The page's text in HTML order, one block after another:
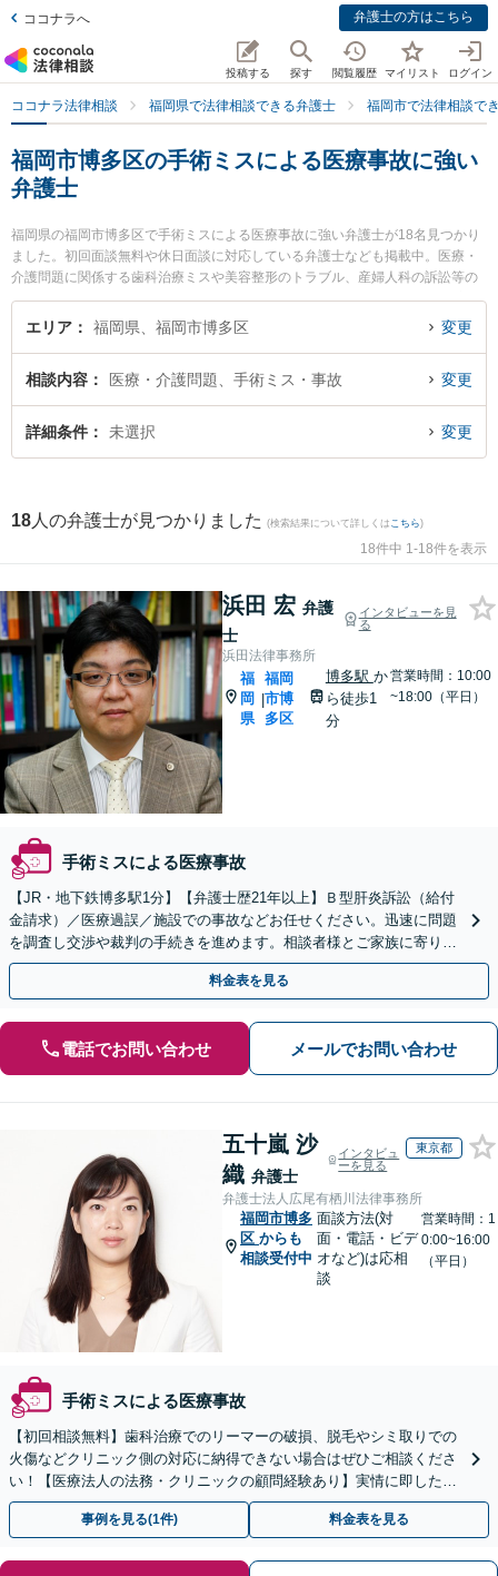
ココナラへ 弁護士の方はこちら
投稿する 探す 閲覧履歴 マイリスト ログイン
ココナラ法律相談 福岡県で法律相談できる弁護士 福岡市で法律相談で
福岡市博多区の手術ミスによる医療事故に強い
弁護士
福岡県の福岡市博多区で手術ミスによる医療事故に強い弁護士が18名見つかり
ました。初回面談無料や休日面談に対応している弁護士なども掲載中。医療・
介護問題に関係する歯科治療ミスや美容整形のトラブル、産婦人科の訴訟等の
細かな分野での絞り込み検索もでき便利です。特に浜田法律事務所の浜田 宏弁
護士やかしわ総合法律事務所の柏 真人弁護士、.の澁谷 和利弁護士のプロフィ
したい』『手術ミスによる医療事故のトラブル解決の実績豊富な近くの弁護士
を検索したい』『初回相談無料で手術ミスによる医療事故を法律相談できる福
岡市博多区内の弁護士に相談予約したい』などでお困りの相談者さんにおすす
エリア 福岡県、福岡市博多区 変更
相談内容 医療・介護問題、手術ミス・事故 変更
詳細条件 未選択 変更
18 人の弁護士が見つかりました (検索結果について詳しくは こちら)
18件中 1-18件を表示
浜田 宏 弁護
士
インタビューを見
る
浜田法律事務所
福
岡
県
|
福岡
市博
多区
博多駅 か
ら徒歩1
分
営業時間：10:00
~18:00（平日）
手術ミスによる医療事故
【JR・地下鉄博多駅1分】【弁護士歴21年以上】Ｂ型肝炎訴訟（給付
金請求）／医療過誤／施設での事故などお任せください。迅速に問題
を調査し交渉や裁判の手続きを進めます。相談者様とご家族に寄り添
った解決へ【夜間休日相談可】
料金表を見る
電話でお問い合わせ メールでお問い合わせ
五十嵐 沙
織 弁護士
インタビュ
ーを見る
東京都
弁護士法人広尾有栖川法律事務所
福岡市博多
区 からも
相談受付中
面談方法(対
面・電話・ビデ
オなど)は応相
談
営業時間：1
0:00~16:00
（平日）
手術ミスによる医療事故
【初回相談無料】歯科治療でのリーマーの破損、脱毛やシミ取りでの
火傷などクリニック側の対応に納得できない場合はぜひご相談くださ
い！【医療法人の法務・クリニックの顧問経験あり】実情に即したア
ドバイスで、納得のできるトラブルの解決を目指します。
事例を見る(1件) 料金表を見る